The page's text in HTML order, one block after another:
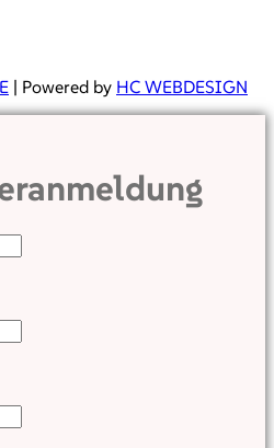
| Powered by HC WEBDESIGN